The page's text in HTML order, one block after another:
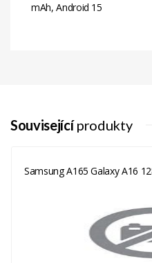
mAh, Android 15
Související produkty
Samsung A165 Galaxy A16